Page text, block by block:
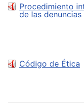
Procedimiento
de las
Código de Ética